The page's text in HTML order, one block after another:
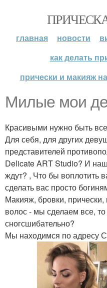
главная новости
как делать
прически и макияж
Милые мои
Красивыми нужно быть
Для себя, для других
представителей
Delicate ART Studio? И
ждут? , Что бы воплотить
сделать вас просто
Макияж, бровки,
волос - мы сделаем все,
сногсшибательно?
Мы находимся по адресу